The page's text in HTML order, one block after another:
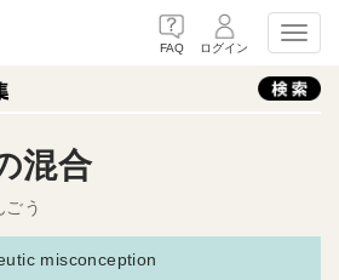
FAQ ログイン
混合
う
misconception